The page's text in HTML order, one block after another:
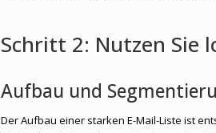
Schritt 2: Nutzen Sie
Aufbau und
Der Aufbau einer starken E-Mail-Liste ist